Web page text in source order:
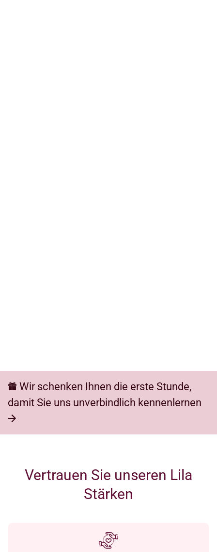
Wir schenken Ihnen die erste Stunde,
damit Sie uns unverbindlich kennenlernen
Vertrauen Sie unseren Lila
Stärken